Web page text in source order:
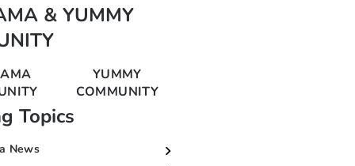
& YUMMY
YUMMY
COMMUNITY
Topics
News